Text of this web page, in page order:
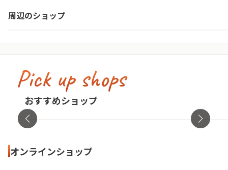
周辺のショップ
東京都・新宿区
Pick up shops
おすすめショップ
古着屋no pain no gain(ノーペインノーゲ
イン)
東京都・渋谷区
オンラインショップ